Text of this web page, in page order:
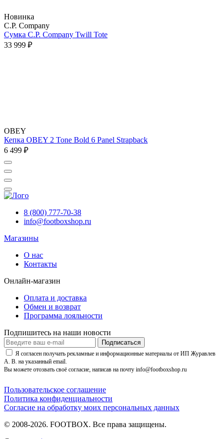
Новинка
C.P. Company
Сумка C.P. Company Twill Tote
33 999 ₽
OBEY
Кепка OBEY 2 Tone Bold 6 Panel Strapback
6 499 ₽
8 (800) 777-70-38
info@footboxshop.ru
Магазины
О нас
Контакты
Онлайн-магазин
Оплата и доставка
Обмен и возврат
Программа лояльности
Подпишитесь на наши новости
Подписаться
Я согласен получать рекламные и информационные материалы от ИП Журавлев
А. В. на указанный email.
Вы можете отозвать своё согласие, написав на почту info@footboxshop.ru
Пользовательское соглашение
Политика конфиденциальности
Согласие на обработку моих персональных данных
© 2008-2026. FOOTBOX. Все права защищены.